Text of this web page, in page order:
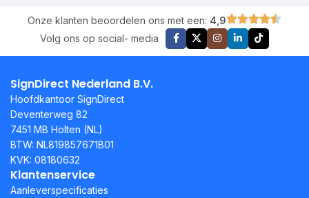
Onze klanten beoordelen ons met een: 4,9
Volg ons op social- media
SignDirect Nederland B.V.
Hoofdkantoor SignDirect
Deventerweg 82
7451 MB Holten (NL)
BTW: NL819857671B01
KVK: 08180632
Klantenservice
Aanleverspecificaties